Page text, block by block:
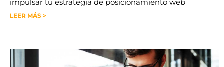
impulsar tu estrategia de posicionamiento web
LEER MÁS >